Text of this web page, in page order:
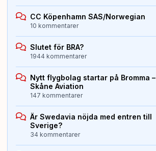
CC Köpenhamn SAS/Norwegian
10 kommentarer
Slutet för BRA?
1944 kommentarer
Nytt flygbolag startar på Bromma –
Skåne Aviation
147 kommentarer
Är Swedavia nöjda med entren till
Sverige?
34 kommentarer